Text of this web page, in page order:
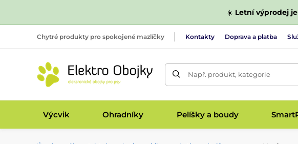
☀️ Letní výprodej
Chytré produkty pro spokojené mazlíčky Kontakty Doprava a platba
Např. produkt, kategorie
Výcvik Ohradníky Pelíšky a boudy